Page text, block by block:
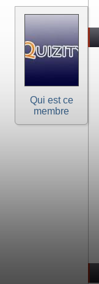
Qui est ce
membre